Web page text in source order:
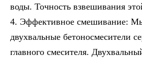
воды. Точность взвешивания
Эффективное смешивание:
двухвальные бетоносмесители
главного смесителя.